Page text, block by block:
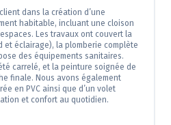
dans la création d’une
habitable, incluant une cloison
Les travaux ont couvert la
et éclairage), la plomberie complète
des équipements sanitaires.
carrelé, et la peinture soignée de
finale. Nous avons également
en PVC ainsi que d’un volet
et confort au quotidien.